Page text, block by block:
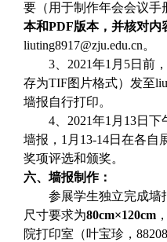
要（用于制作年会会议手
本和PDF版本，并核对内
liuting8917@zju.edu.cn。
3、2021年1月 5日前
存为TIF图片格式）发至
墙报自行打印。
4、2021年1月13日下
墙报，1月13-14日在各自
奖项评选和颁奖。
六、墙报制作：
参展学生独立完成墙
尺寸要求为80cm×120cm ，
院打印室（叶宝珍 ，